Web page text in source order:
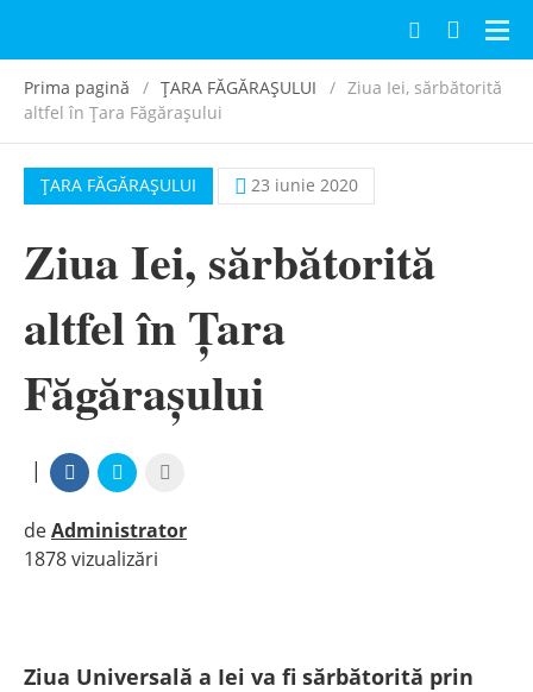
Prima pagină ȚARA FĂGĂRAȘULUI
Ziua Iei, sărbătorită
altfel în Țara Făgărașului
ȚARA FĂGĂRAȘULUI 23 iunie 2020
Ziua Iei, sărbătorită
altfel în Țara
Făgărașului
|
deAdministrator
|
1878 vizualizări
Ziua Universală a Iei va fi sărbătorită prin